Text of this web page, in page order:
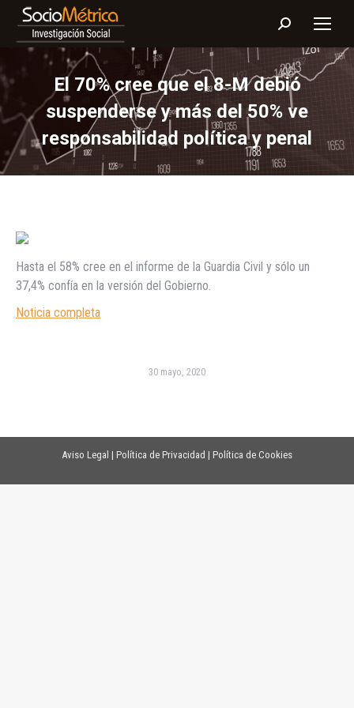
Buscar:
El 70% cree que el 8-M debió
suspenderse y más del 50% ve
responsabilidad política y penal
Hasta el 58% cree en el informe de la Guardia Civil y sólo un
37,4% confía en la versión del Gobierno.
Noticia completa
30 mayo, 2020
Aviso Legal | Política de Privacidad | Política de Cookies